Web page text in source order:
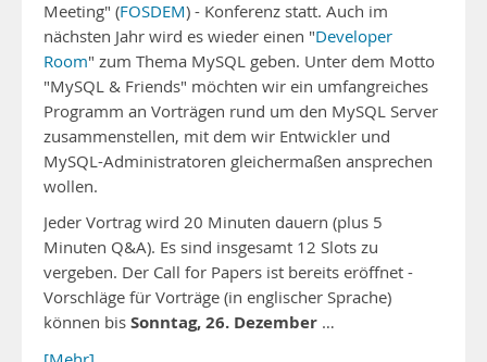
Meeting" (FOSDEM) - Konferenz statt. Auch im
nächsten Jahr wird es wieder einen "Developer
Room" zum Thema MySQL geben. Unter dem Motto
"MySQL & Friends" möchten wir ein umfangreiches
Programm an Vorträgen rund um den MySQL Server
zusammenstellen, mit dem wir Entwickler und
MySQL-Administratoren gleichermaßen ansprechen
wollen.
Jeder Vortrag wird 20 Minuten dauern (plus 5
Minuten Q&A). Es sind insgesamt 12 Slots zu
vergeben. Der Call for Papers ist bereits eröffnet -
Vorschläge für Vorträge (in englischer Sprache)
können bis Sonntag, 26. Dezember …